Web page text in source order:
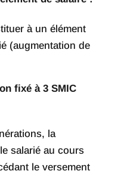
à un élément
(augmentation de
fixé à 3 SMIC
la
salarié au cours
le versement